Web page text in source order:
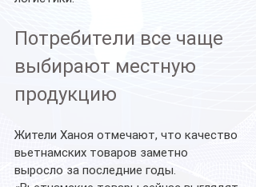
Потребители все чаще
выбирают местную
продукцию
Жители Ханоя отмечают, что качество
вьетнамских товаров заметно
выросло за последние годы.